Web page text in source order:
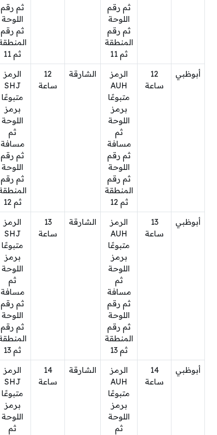
ثم رقم
اللوحة
ثم رقم
المنطقة
ثم 11
ثم رقم
اللوحة
ثم رقم
ثم 11
أبوظبي
12
ساعة
الرمز
AUH
متبوعًا
برمز
اللوحة
ثم
مسافة
ثم رقم
اللوحة
ثم رقم
المنطقة
ثم 12
الشارقة
12
ساعة
الرمز
SHJ
متبوعًا
برمز
اللوحة
ثم
مسافة
ثم رقم
اللوحة
ثم رقم
ثم 12
أبوظبي
13
ساعة
الرمز
AUH
متبوعًا
برمز
اللوحة
ثم
مسافة
ثم رقم
اللوحة
ثم رقم
المنطقة
ثم 13
الشارقة
13
ساعة
الرمز
SHJ
متبوعًا
برمز
اللوحة
ثم
مسافة
ثم رقم
اللوحة
ثم رقم
ثم 13
أبوظبي
14
ساعة
الرمز
AUH
متبوعًا
برمز
اللوحة
ثم
الشارقة
14
ساعة
الرمز
SHJ
متبوعًا
برمز
اللوحة
ثم